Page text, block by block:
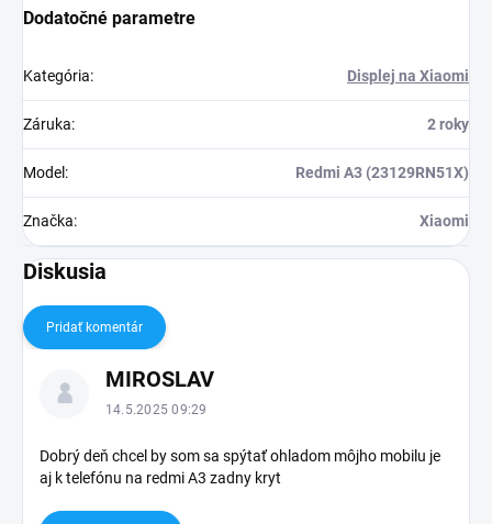
Dodatočné parametre
Kategória: Displej na Xiaomi
Záruka: 2 roky
Model : Redmi A3 (23129RN51X)
Značka: Xiaomi
Diskusia
Pridať komentár
MIROSLAV
14.5.2025 09:29
Dobrý deň chcel by som sa spýtať ohladom môjho mobilu je
aj k telefónu na redmi A3 zadny kryt